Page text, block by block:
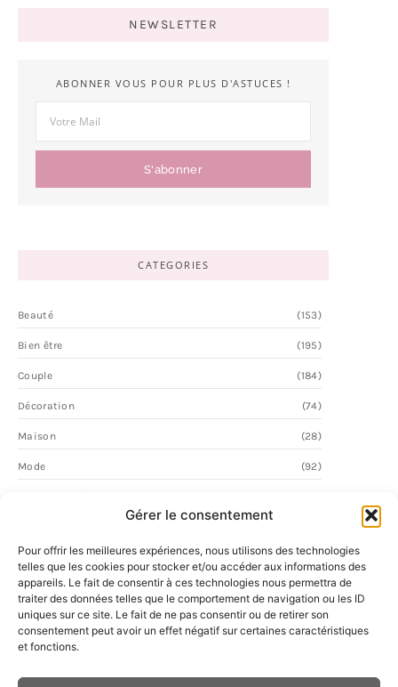
Gérer le consentement
Pour offrir les meilleures expériences, nous utilisons des technologies
telles que les cookies pour stocker et/ou accéder aux informations des
appareils. Le fait de consentir à ces technologies nous permettra de
traiter des données telles que le comportement de navigation ou les ID
uniques sur ce site. Le fait de ne pas consentir ou de retirer son
consentement peut avoir un effet négatif sur certaines caractéristiques
et fonctions.
NEWSLETTER
ABONNER VOUS POUR PLUS D'ASTUCES !
S'abonner
CATEGORIES
Beauté (153)
Bien être (195)
Couple (184)
Décoration (74)
Maison (28)
Mode (92)